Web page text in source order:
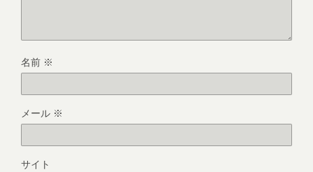
名前 ※
メール ※
サイト